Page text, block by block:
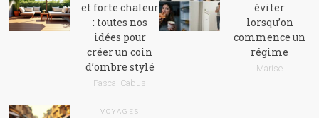
et forte chaleur
: toutes nos
idées pour
créer un coin
d’ombre stylé
Pascal Cabus
éviter
lorsqu’on
commence un
régime
Marise
VOYAGES